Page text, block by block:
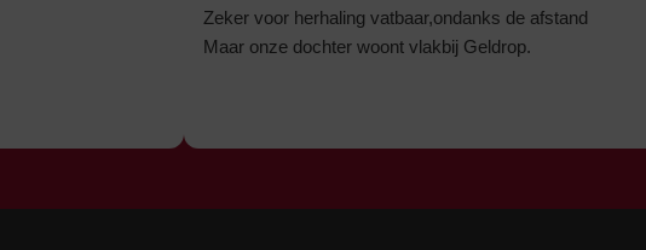
Zeker voor herhaling vatbaar,ondanks de afstand
Maar onze dochter woont vlakbij Geldrop.